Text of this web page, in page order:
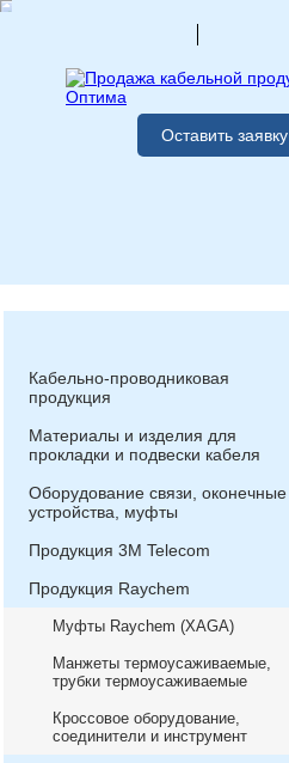
Оставить заявку
Кабельно-проводниковая
продукция
Материалы и изделия для
прокладки и подвески кабеля
Оборудование связи, оконечные
устройства, муфты
Продукция 3М Telecom
Продукция Raychem
Муфты Raychem (XAGA)
Манжеты термоусаживаемые,
трубки термоусаживаемые
Кроссовое оборудование,
соединители и инструмент